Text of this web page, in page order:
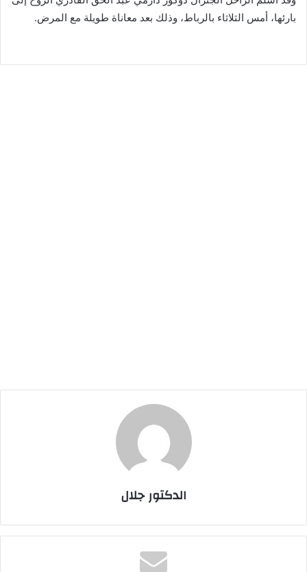
بارئها، أمس الثلاثاء بالرباط، وذلك بعد معاناة طويلة مع المرض.
الدكتور جلال